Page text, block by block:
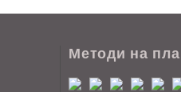
Методи на